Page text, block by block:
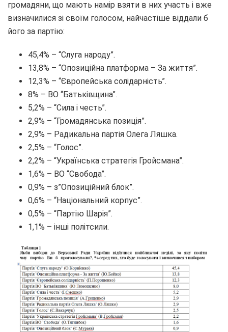
громадяни, що мають намір взяти в них участь і вже
визначилися зі своїм голосом, найчастіше віддали б
його за партію:
45,4% – “Слуга народу”.
13,8% – “Опозиційна платформа – За життя”.
12,3% – “Європейська солідарність”.
8% – ВО “Батьківщина”.
5,2% – “Сила і честь”.
2,9% – “Громадянська позиція”.
2,9% – Радикальна партія Олега Ляшка.
2,5% – “Голос”.
2,2% – “Українська стратегія Гройсмана”.
1,6% – ВО “Свобода”.
0,9% – з”Опозиційний блок”.
0,6% – “Національний корпус”.
0,5% – “Партію Шарія”.
1,1% – інші політсили.